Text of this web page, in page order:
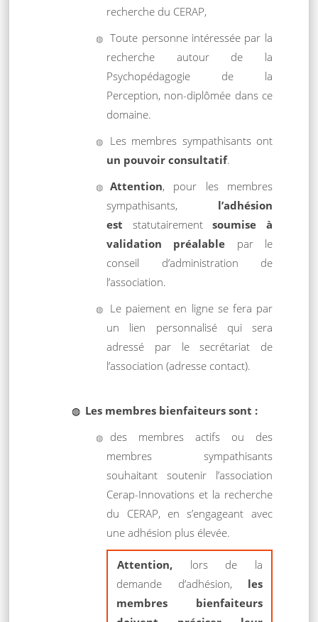
recherche du CERAP,
Toute personne intéressée par la
recherche autour de la
Psychopédagogie de la
Perception, non-diplômée dans ce
domaine.
Les membres sympathisants ont
un pouvoir consultatif.
Attention, pour les membres
sympathisants, l’adhésion
est statutairementsoumise à
validation préalable par le
conseil d’administration de
l’association.
Le paiement en ligne se fera par
un lien personnalisé qui sera
adressé par le secrétariat de
l’association (adresse contact).
Les membres bienfaiteurs sont :
des membres actifs ou des
membres sympathisants
souhaitant soutenir l’association
Cerap-Innovations et la recherche
du CERAP, en s’engageant avec
une adhésion plus élevée.
Attention, lors de la
demande d’adhésion, les
membres bienfaiteurs